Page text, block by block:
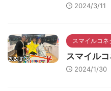
2024/3/11
スマイルコネ
スマイル
2024/1/30